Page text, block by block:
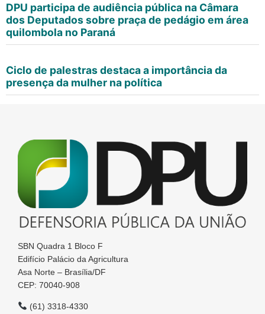
DPU participa de audiência pública na Câmara
dos Deputados sobre praça de pedágio em área
quilombola no Paraná
Ciclo de palestras destaca a importância da
presença da mulher na política
SBN Quadra 1 Bloco F
Edifício Palácio da Agricultura
Asa Norte – Brasília/DF
CEP: 70040-908
(61) 3318-4330